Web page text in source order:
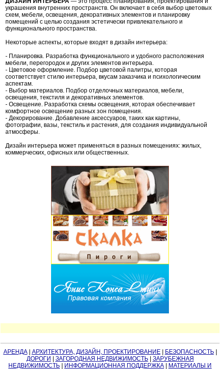
украшения внутренних пространств. Он включает в себя выбор цветовых
схем, мебели, освещения, декоративных элементов и планировку
помещений с целью создания эстетически привлекательного и
функционального пространства.
Некоторые аспекты, которые входят в дизайн интерьера:
- Планировка. Разработка функционального и удобного расположения
мебели, перегородок и других элементов интерьера.
- Цветовое оформление. Подбор цветовой палитры, которая
соответствует стилю интерьера, вкусам заказчика и психологическим
аспектам.
- Выбор материалов. Подбор отделочных материалов, мебели,
освещения, текстиля и декоративных элементов.
- Освещение. Разработка схемы освещения, которая обеспечивает
комфортное освещение разных зон помещения.
- Декорирование. Добавление аксессуаров, таких как картины,
фотографии, вазы, текстиль и растения, для создания индивидуальной
атмосферы.
Дизайн интерьера может применяться в разных помещениях: жилых,
коммерческих, офисных или общественных.
АРЕНДА| АРХИТЕКТУРА, ДИЗАЙН, ПРОЕКТИРОВАНИЕ| БЕЗОПАСНОСТЬ|
ДОРОГИ
ЗАГОРОДНАЯ НЕДВИЖИМОСТЬ| ЗАРУБЕЖНАЯ
НЕДВИЖИМОСТЬ
ИНФОРМАЦИОННАЯ ПОДДЕРЖКА МАТЕРИАЛЫ И